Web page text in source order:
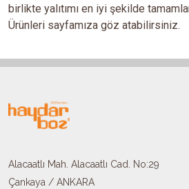
birlikte yalıtımı en iyi şekilde
Ürünleri sayfamıza göz atabilirsiniz.
Alacaatlı Mah. Alacaatlı Cad. No:29
Çankaya / ANKARA